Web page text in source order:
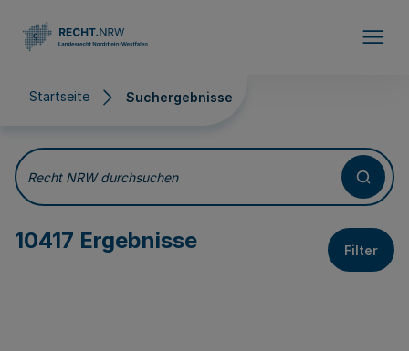
Startseite Suchergebnisse
Suchergebnisse
Recht NRW durchsuchen
10417 Ergebnisse Filter